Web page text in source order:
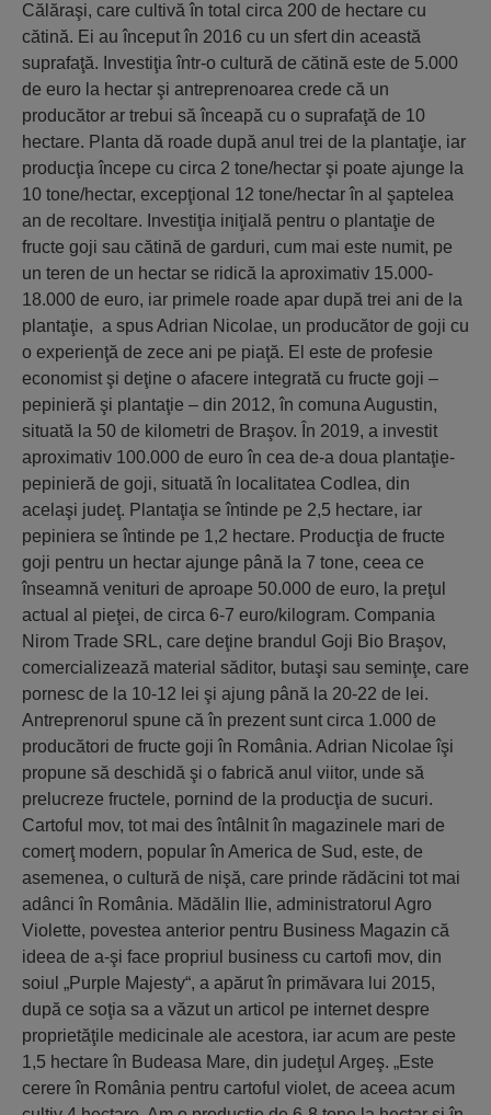
Călăraşi, care cultivă în total circa 200 de hectare cu
cătină. Ei au început în 2016 cu un sfert din această
suprafaţă. Investiţia într-o cultură de cătină este de 5.000
de euro la hectar şi antreprenoarea crede că un
producător ar trebui să înceapă cu o suprafaţă de 10
hectare. Planta dă roade după anul trei de la plantaţie, iar
producţia începe cu circa 2 tone/hectar şi poate ajunge la
10 tone/hectar, excepţional 12 tone/hectar în al şaptelea
an de recoltare. Investiţia iniţială pentru o plantaţie de
fructe goji sau cătină de garduri, cum mai este numit, pe
un teren de un hectar se ridică la aproximativ 15.000-
18.000 de euro, iar primele roade apar după trei ani de la
plantaţie, a spus Adrian Nicolae, un producător de goji cu
o experienţă de zece ani pe piaţă. El este de profesie
economist şi deţine o afacere integrată cu fructe goji –
pepinieră şi plantaţie – din 2012, în comuna Augustin,
situată la 50 de kilometri de Braşov. În 2019, a investit
aproximativ 100.000 de euro în cea de-a doua plantaţie-
pepinieră de goji, situată în localitatea Codlea, din
acelaşi judeţ. Plantaţia se întinde pe 2,5 hectare, iar
pepiniera se întinde pe 1,2 hectare. Producţia de fructe
goji pentru un hectar ajunge până la 7 tone, ceea ce
înseamnă venituri de aproape 50.000 de euro, la preţul
actual al pieţei, de circa 6-7 euro/kilogram. Compania
Nirom Trade SRL, care deţine brandul Goji Bio Braşov,
comercializează material săditor, butaşi sau seminţe, care
pornesc de la 10-12 lei şi ajung până la 20-22 de lei.
Antreprenorul spune că în prezent sunt circa 1.000 de
producători de fructe goji în România. Adrian Nicolae îşi
propune să deschidă şi o fabrică anul viitor, unde să
prelucreze fructele, pornind de la producţia de sucuri.
Cartoful mov, tot mai des întâlnit în magazinele mari de
comerţ modern, popular în America de Sud, este, de
asemenea, o cultură de nişă, care prinde rădăcini tot mai
adânci în România. Mădălin Ilie, administratorul Agro
Violette, povestea anterior pentru Business Magazin că
ideea de a-şi face propriul business cu cartofi mov, din
soiul „Purple Majesty“, a apărut în primăvara lui 2015,
după ce soţia sa a văzut un articol pe internet despre
proprietăţile medicinale ale acestora, iar acum are peste
1,5 hectare în Budeasa Mare, din judeţul Argeş. „Este
cerere în România pentru cartoful violet, de aceea acum